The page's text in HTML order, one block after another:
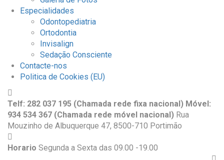
Especialidades
Odontopediatria
Ortodontia
Invisalign
Sedação Consciente
Contacte-nos
Politica de Cookies (EU)
Telf: 282 037 195 (Chamada rede fixa nacional) Móvel:
934 534 367 (Chamada rede móvel nacional) Rua
Mouzinho de Albuquerque 47, 8500-710 Portimão
Horario Segunda a Sexta das 09.00 -19.00